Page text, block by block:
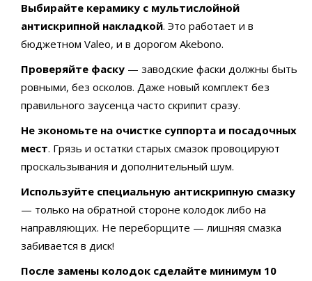
Выбирайте керамику с мультислойной
антискрипной накладкой. Это работает и в
бюджетном Valeo, и в дорогом Akebono.
Проверяйте фаску — заводские фаски должны быть
ровными, без осколов. Даже новый комплект без
правильного заусенца часто скрипит сразу.
Не экономьте на очистке суппорта и посадочных
мест. Грязь и остатки старых смазок провоцируют
проскальзывания и дополнительный шум.
Используйте специальную антискрипную смазку
— только на обратной стороне колодок либо на
направляющих. Не переборщите — лишняя смазка
забивается в диск!
После замены колодок сделайте минимум 10